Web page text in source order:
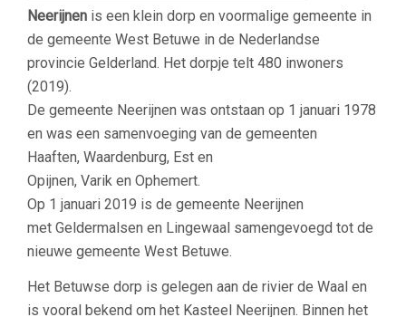
Neerijnen is een klein dorp en voormalige gemeente in
de gemeente West Betuwe in de Nederlandse
provincie Gelderland. Het dorpje telt 480 inwoners
(2019).
De gemeente Neerijnen was ontstaan op 1 januari 1978
en was een samenvoeging van de gemeenten
Haaften, Waardenburg, Est en
Opijnen, Varik en Ophemert.
Op 1 januari 2019 is de gemeente Neerijnen
met Geldermalsen en Lingewaal samengevoegd tot de
nieuwe gemeente West Betuwe.
Het Betuwse dorp is gelegen aan de rivier de Waal en
is vooral bekend om het Kasteel Neerijnen. Binnen het